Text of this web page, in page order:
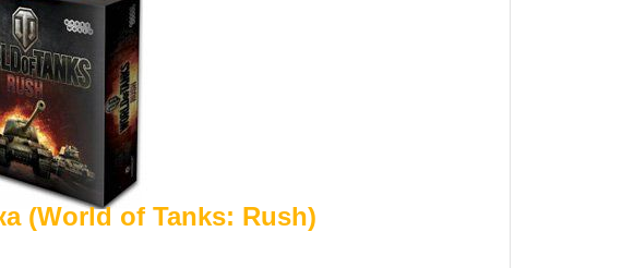
(World of Tanks: Rush)